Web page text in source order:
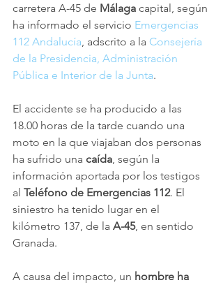
carretera A-45 de Málaga capital, según
ha informado el servicio Emergencias
112 Andalucía , adscrito a la Consejería
de la Presidencia, Administración
Pública e Interior de la Junta.
El accidente se ha producido a las
18.00 horas de la tarde cuando una
moto en la que viajaban dos personas
ha sufrido una caída , según la
información aportada por los testigos
al Teléfono de Emergencias 112. El
siniestro ha tenido lugar en el
kilómetro 137, de la A-45, en sentido
Granada.
A causa del impacto, un hombre ha